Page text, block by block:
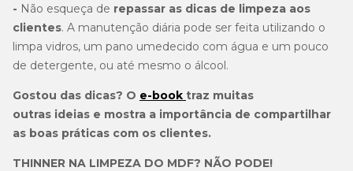
- Não esqueça de repassar as dicas de limpeza aos
clientes. A manutenção diária pode ser feita utilizando o
limpa vidros, um pano umedecido com água e um pouco
de detergente, ou até mesmo o álcool.
Gostou das dicas? O e-book traz muitas
outras ideias e mostra a importância de compartilhar
as boas práticas com os clientes.
THINNER NA LIMPEZA DO MDF? NÃO PODE!